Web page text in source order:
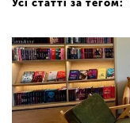
Усі статті за тегом: